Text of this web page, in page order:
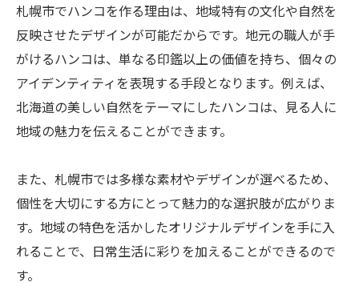
北海道特有のハンコデザイン
ハンコで感じる北海道の個性
地域性を活かしたハンコ作成
ハンコで表現する地域の独自性
札幌市の印鑑デザインの魅力発見
独自のデザインを持つ札幌市のハンコ
デザインで魅せる札幌市のハンコ
札幌市で魅力的なハンコデザインを
札幌市のハンコデザインのポイント
札幌市でハンコを作る理由は、地域特有の文化や自然を
反映させたデザインが可能だからです。地元の職人が手
がけるハンコは、単なる印鑑以上の価値を持ち、個々の
アイデンティティを表現する手段となります。例えば、
北海道の美しい自然をテーマにしたハンコは、見る人に
地域の魅力を伝えることができます。
また、札幌市では多様な素材やデザインが選べるため、
個性を大切にする方にとって魅力的な選択肢が広がりま
す。地域の特色を活かしたオリジナルデザインを手に入
れることで、日常生活に彩りを加えることができるので
す。